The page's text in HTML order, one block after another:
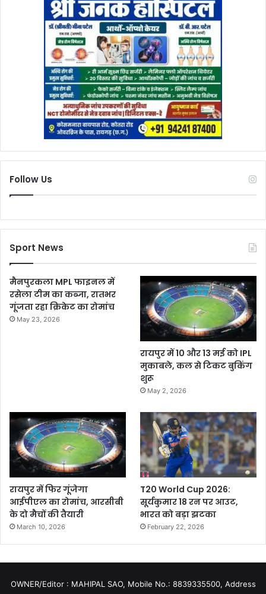
Follow Us
Sport News
मैनपुरकला MPL फाइनल में
रसेला टीम का कब्जा, रातभर
गूंजता रहा क्रिकेट का रोमांच
May 23, 2026
रायपुर में 10 और 13 मई को IPL
मुकाबले, कल से टिकट बुकिंग
शुरू
May 2, 2026
रायपुर में फिर गूंजेगा
आईपीएल का रोमांच, आरसीबी
के दो मैचों की तैयारी
March 10, 2026
T20 World Cup 2026:
सूर्यकुमार 18 रन पर आउट,
भारत को बड़ा झटका
February 22, 2026
OWNER/Editor : MAHIPAL SAO, Mobile No.: 8839335500, Address